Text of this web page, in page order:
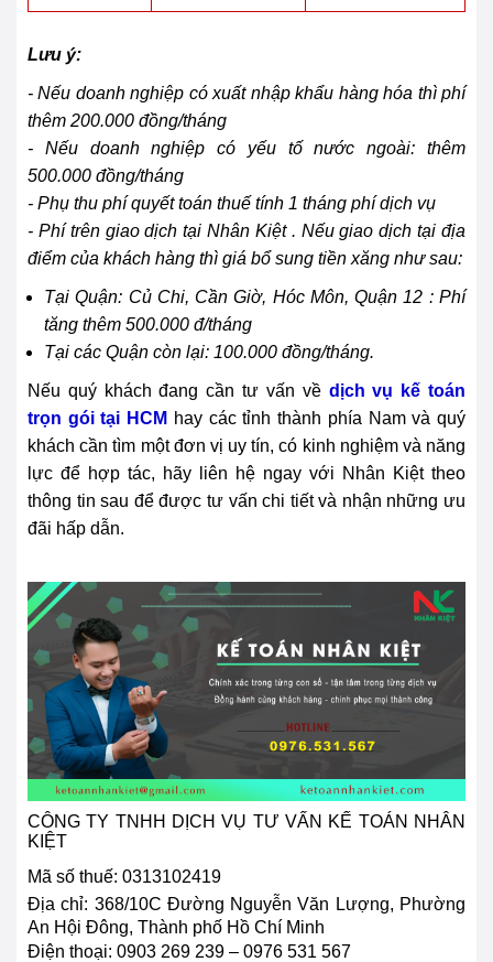
Lưu ý:
- Nếu doanh nghiệp có xuất nhập khẩu hàng hóa thì phí
thêm 200.000 đồng/tháng
- Nếu doanh nghiệp có yếu tố nước ngoài: thêm
500.000 đồng/tháng
- Phụ thu phí quyết toán thuế tính 1 tháng phí dịch vụ
- Phí trên giao dịch tại Nhân Kiệt . Nếu giao dịch tại địa
điểm của khách hàng thì giá bổ sung tiền xăng như sau:
Tại Quận: Củ Chi, Cần Giờ, Hóc Môn, Quận 12 : Phí
tăng thêm 500.000 đ/tháng
Tại các Quận còn lại: 100.000 đồng/tháng.
Nếu quý khách đang cần tư vấn về dịch vụ kế toán
trọn gói tại HCM hay các tỉnh thành phía Nam và quý
khách cần tìm một đơn vị uy tín, có kinh nghiệm và năng
lực để hợp tác, hãy liên hệ ngay với Nhân Kiệt theo
thông tin sau để được tư vấn chi tiết và nhận những ưu
đãi hấp dẫn.
CÔNG TY TNHH DỊCH VỤ TƯ VẤN KẾ TOÁN NHÂN
KIỆT
Mã số thuế: 0313102419
Địa chỉ: 368/10C Đường Nguyễn Văn Lượng, Phường
An Hội Đông, Thành phố Hồ Chí Minh
Điện thoại: 0903 269 239 – 0976 531 567